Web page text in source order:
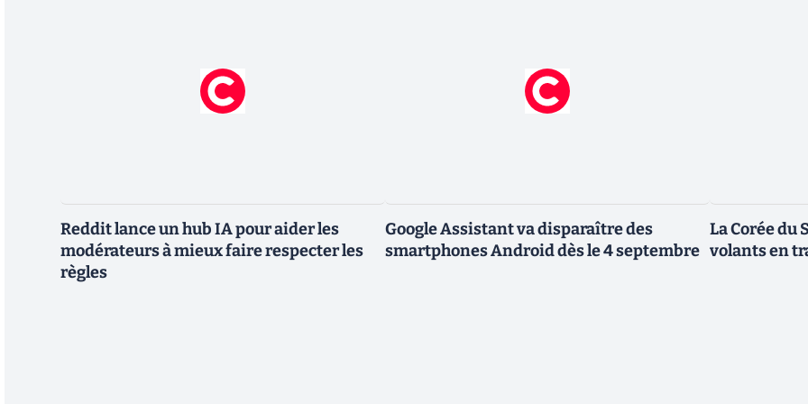
Reddit lance un hub IA pour aider les
modérateurs à mieux faire respecter les
règles
Google Assistant va disparaître des
smartphones Android dès le 4 septembre
La Corée du
volants en